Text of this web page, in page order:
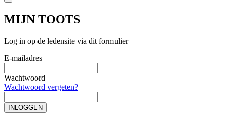
MIJN TOOTS
Log in op de ledensite via dit formulier
E-mailadres
Wachtwoord
Wachtwoord vergeten?
INLOGGEN